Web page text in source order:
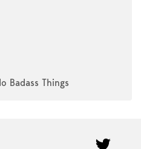
Badass Things